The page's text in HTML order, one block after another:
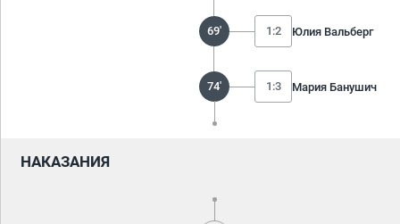
69' 1:2 Юлия Вальберг
74' 1:3 Мария Банушич
НАКАЗАНИЯ